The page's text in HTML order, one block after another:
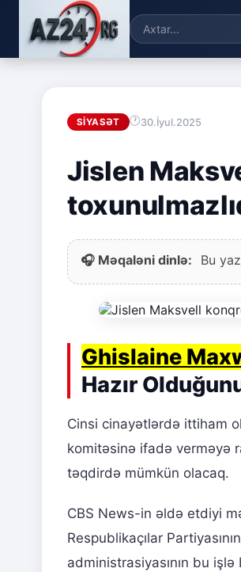
SIYASƏT 30.İyul.2025
Jislen
🎧 Məqaləni dinlə: Bu
Ghislaine
Hazır
Cinsi cinayətlərdə ittiham
komitəsinə ifadə verməyə
təqdirdə mümkün olacaq.
CBS News-in əldə etdiyi
Respublikaçılar
administrasiyasının bu işlə